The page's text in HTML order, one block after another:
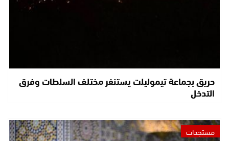
حريق بجماعة تيموليلت يستنفر مختلف السلطات وفرق
التدخل
مستجدات